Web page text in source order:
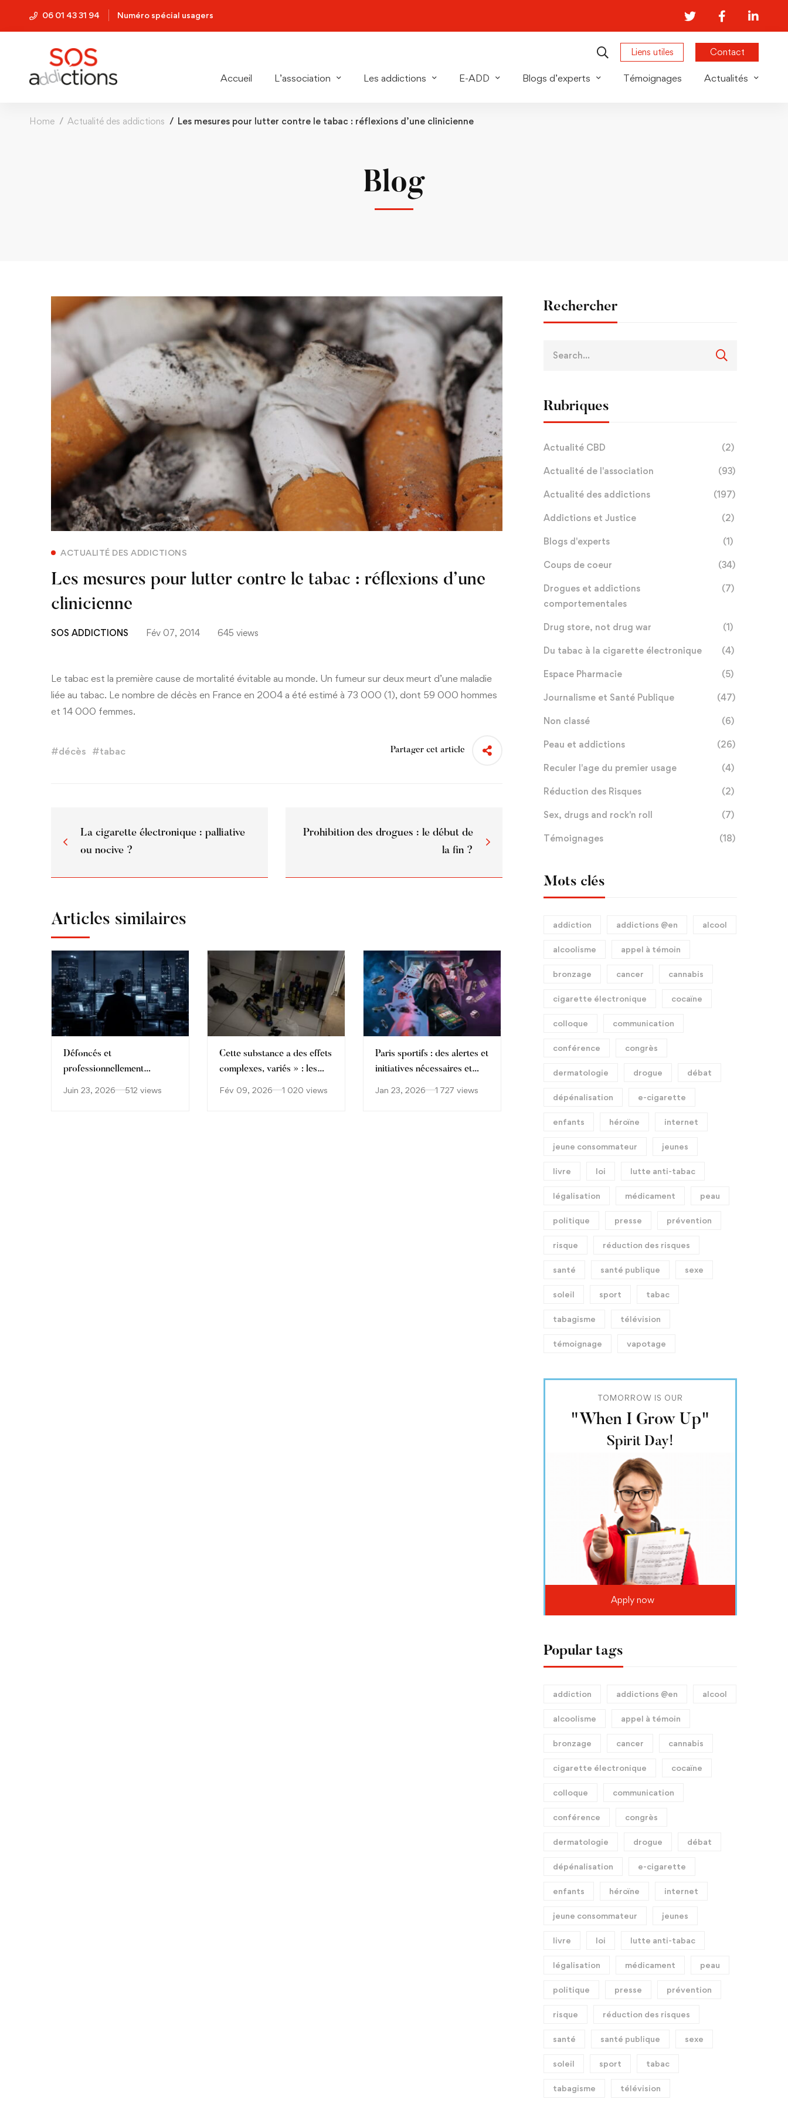
06 01 43 31 94 Numéro spécial usagers
Liens utiles Contact
Accueil L’association Les addictions E-ADD Blogs d’experts Témoignages Actualités
Home Actualité des addictions Les mesures pour lutter contre le tabac : réflexions d’une clinicienne
Blog
ACTUALITÉ DES ADDICTIONS
Les mesures pour lutter contre le tabac : réflexions d’une
clinicienne
SOS ADDICTIONS Fév 07, 2014 645 views
Le tabac est la première cause de mortalité évitable au monde. Un fumeur sur deux meurt d’une maladie
liée au tabac. Le nombre de décès en France en 2004 a été estimé à 73 000 (1), dont 59 000 hommes
et 14 000 femmes.
#décès #tabac Partager cet article
La cigarette électronique : palliative
ou nocive ?
Prohibition des drogues : le début de
la fin ?
Articles similaires
Défoncés et
professionnellement
Juin 23, 2026 512 views
Cette substance a des effets
complexes, variés » : les
Fév 09, 2026 1 020 views
Paris sportifs : des alertes et
initiatives nécessaires et
Jan 23, 2026 1 727 views
Ce qu’il faut lire et dire
aujourd’hui sur le CBD
cloche sur le protoxyde
Rechercher
Rubriques
Actualité CBD (2)
Actualité de l'association (93)
Actualité des addictions (197)
Addictions et Justice (2)
Blogs d'experts (1)
Coups de coeur (34)
Drogues et addictions
comportementales
(7)
Drug store, not drug war (1)
Du tabac à la cigarette électronique (4)
Espace Pharmacie (5)
Journalisme et Santé Publique (47)
Non classé (6)
Peau et addictions (26)
Reculer l'age du premier usage (4)
Réduction des Risques (2)
Sex, drugs and rock'n roll (7)
Témoignages (18)
Mots clés
addiction addictions @en alcool
alcoolisme appel à témoin
bronzage cancer cannabis
cigarette électronique cocaïne
colloque communication
conférence congrès
dermatologie drogue débat
dépénalisation e-cigarette
enfants héroïne internet
jeune consommateur jeunes
livre loi lutte anti-tabac
légalisation médicament peau
politique presse prévention
risque réduction des risques
santé santé publique sexe
soleil sport tabac
tabagisme télévision
témoignage vapotage
TOMORROW IS OUR
"When I Grow Up"
Spirit Day!
Apply now
Popular tags
addiction addictions @en alcool
alcoolisme appel à témoin
bronzage cancer cannabis
cigarette électronique cocaïne
colloque communication
conférence congrès
dermatologie drogue débat
dépénalisation e-cigarette
enfants héroïne internet
jeune consommateur jeunes
livre loi lutte anti-tabac
légalisation médicament peau
politique presse prévention
risque réduction des risques
santé santé publique sexe
soleil sport tabac
tabagisme télévision